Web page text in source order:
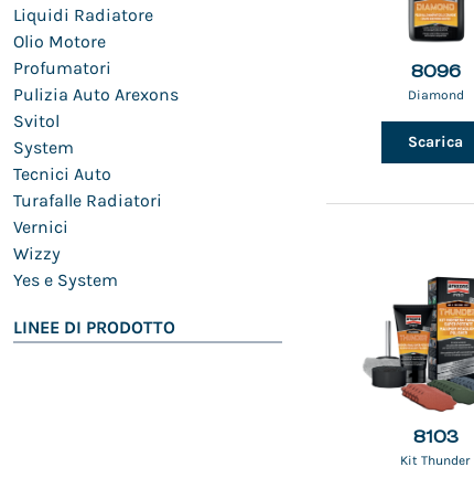
Liquidi Radiatore
Olio Motore
Profumatori
Pulizia Auto Arexons
Svitol
System
Tecnici Auto
Turafalle Radiatori
Vernici
Wizzy
Yes e System
LINEE DI PRODOTTO
8096
Diamond
Scarica
8103
Kit Thunder